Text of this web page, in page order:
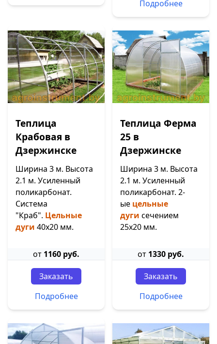
Подробнее
Теплица
Крабовая в
Дзержинске
Ширина 3 м. Высота
2.1 м. Усиленный
поликарбонат.
Система
"Краб". Цельные
дуги 40х20 мм.
от 1160 руб.
Заказать
Подробнее
Теплица Ферма
25 в
Дзержинске
Ширина 3 м. Высота
2.1 м. Усиленный
поликарбонат. 2-
ые цельные
дуги сечением
25х20 мм.
от 1330 руб.
Заказать
Подробнее